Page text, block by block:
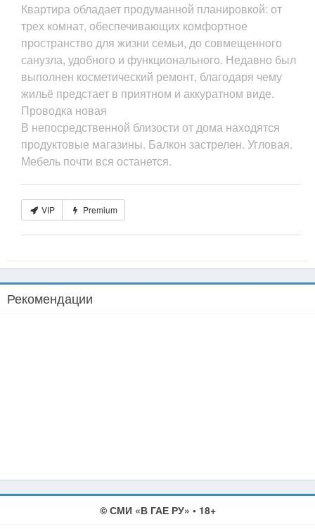
Квартира обладает продуманной планировкой: от
трех комнат, обеспечивающих комфортное
пространство для жизни семьи, до совмещенного
санузла, удобного и функционального. Недавно был
выполнен косметический ремонт, благодаря чему
жильё предстает в приятном и аккуратном виде.
Проводка новая
В непосредственной близости от дома находятся
продуктовые магазины. Балкон застрелен. Угловая.
Мебель почти вся останется.
VIP Premium
Рекомендации
© СМИ «В ГАЕ РУ» • 18+